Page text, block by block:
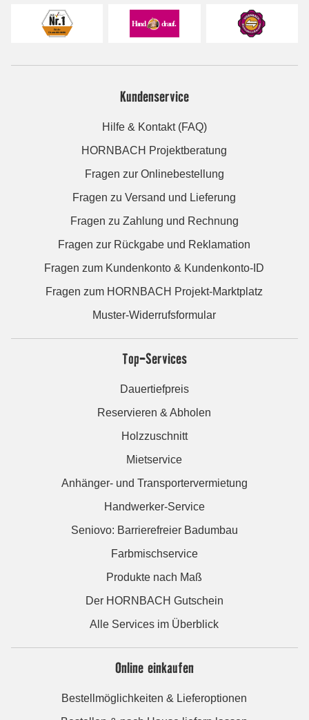
Kundenservice
Hilfe & Kontakt (FAQ)
HORNBACH Projektberatung
Fragen zur Onlinebestellung
Fragen zu Versand und Lieferung
Fragen zu Zahlung und Rechnung
Fragen zur Rückgabe und Reklamation
Fragen zum Kundenkonto & Kundenkonto-ID
Fragen zum HORNBACH Projekt-Marktplatz
Muster-Widerrufsformular
Top-Services
Dauertiefpreis
Reservieren & Abholen
Holzzuschnitt
Mietservice
Anhänger- und Transportervermietung
Handwerker-Service
Seniovo: Barrierefreier Badumbau
Farbmischservice
Produkte nach Maß
Der HORNBACH Gutschein
Alle Services im Überblick
Online einkaufen
Bestellmöglichkeiten & Lieferoptionen